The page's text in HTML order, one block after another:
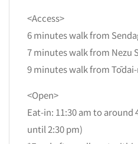
<Access>
6 minutes walk from
7 minutes walk from Nezu
9 minutes walk from
<Open>
Eat-in: 11:30 am to around
until 2:30 pm)